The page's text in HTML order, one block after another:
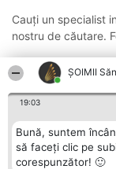
ŞOIMII
19:03
Bună, suntem
să faceți clic pe
corespunzător! 🙂
Cauți un specialist
nostru de căutare.